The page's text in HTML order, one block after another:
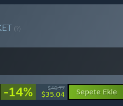
(?)
-14% $40.77
$35.04 Sepete Ekle